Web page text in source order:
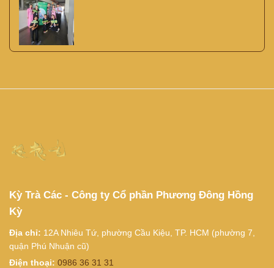
Kỳ Trà Các - Công ty Cổ phần Phương Đông Hồng
Kỳ
Địa chỉ: 12A Nhiêu Tứ, phường Cầu Kiệu, TP. HCM (phường 7,
quận Phú Nhuận cũ)
Điện thoại: 0986 36 31 31